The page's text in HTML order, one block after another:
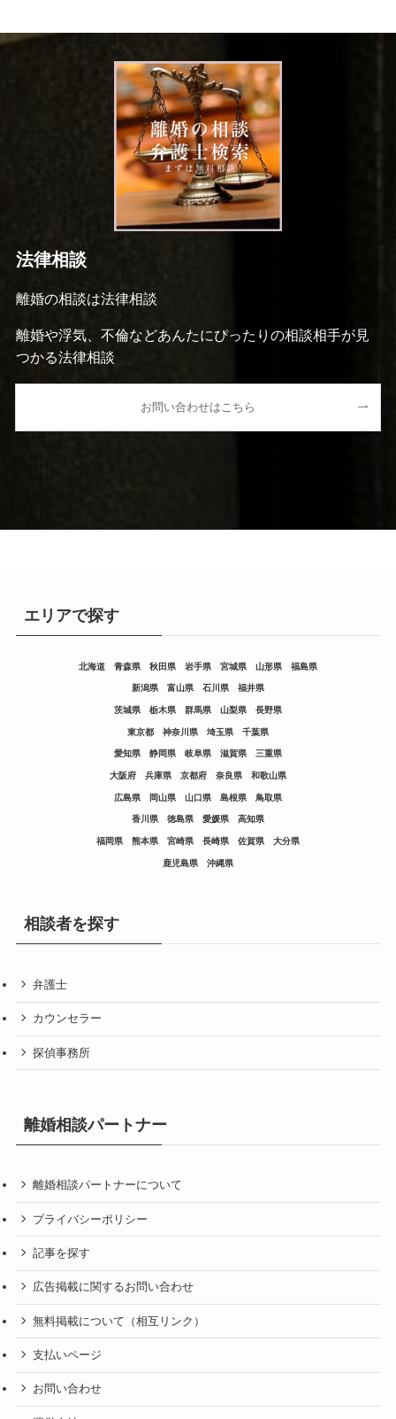
法律相談
離婚の相談は法律相談
離婚や浮気、不倫などあんたにぴったりの相談相手が見
つかる法律相談
お問い合わせはこちら
エリアで探す
北海道 青森県 秋田県 岩手県 宮城県 山形県 福島県
新潟県 富山県 石川県 福井県
茨城県 栃木県 群馬県 山梨県 長野県
東京都 神奈川県 埼玉県 千葉県
愛知県 静岡県 岐阜県 滋賀県 三重県
大阪府 兵庫県 京都府 奈良県 和歌山県
広島県 岡山県 山口県 島根県 鳥取県
香川県 徳島県 愛媛県 高知県
福岡県 熊本県 宮崎県 長崎県 佐賀県 大分県
鹿児島県 沖縄県
相談者を探す
弁護士
カウンセラー
探偵事務所
離婚相談パートナー
離婚相談パートナーについて
プライバシーポリシー
記事を探す
広告掲載に関するお問い合わせ
無料掲載について（相互リンク）
支払いページ
お問い合わせ